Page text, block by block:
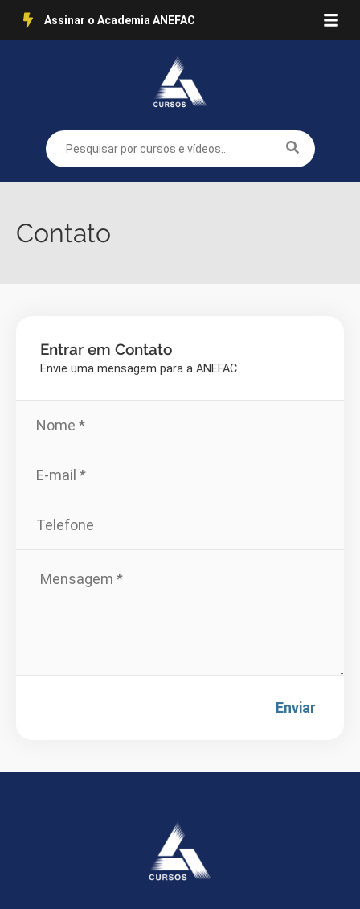
Assinar o Academia ANEFAC
Contato
Entrar em Contato
Envie uma mensagem para a ANEFAC.
Enviar